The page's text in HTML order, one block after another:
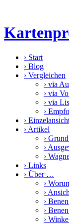
› Start
› Blog
› Vergleichen
› via
› via
› via
›
›
› Artikel
›
›
›
› Links
› Über …
›
›
›
›
›